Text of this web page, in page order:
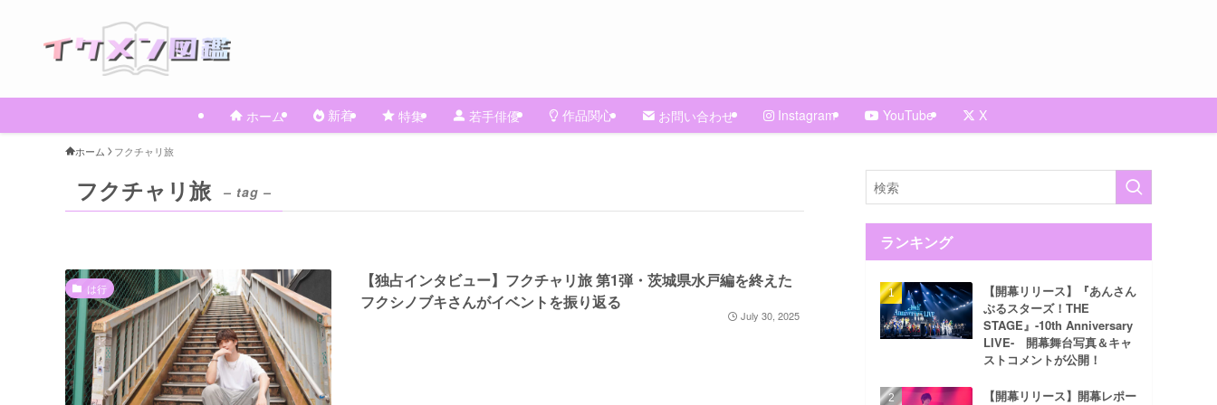
ホーム 新着 特集 若手俳優 作品関心 お問い合わせ Instagram YouTube X
ホーム フクチャリ旅
フクチャリ旅 – tag –
は行
【独占インタビュー】フクチャリ旅 第1弾・茨城県水戸編を終えた
フクシノブキさんがイベントを振り返る
July 30, 2025
ランキング
【開幕リリース】『あんさん
ぶるスターズ！THE
STAGE』-10th Anniversary
LIVE- 開幕舞台写真＆キャ
ストコメントが公開！
【開幕リリース】開幕レポー